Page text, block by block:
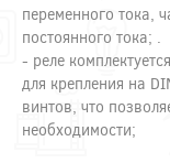
переменного тока,
постоянного тока; .
- реле
для крепления на
винтов, что
необходимости;